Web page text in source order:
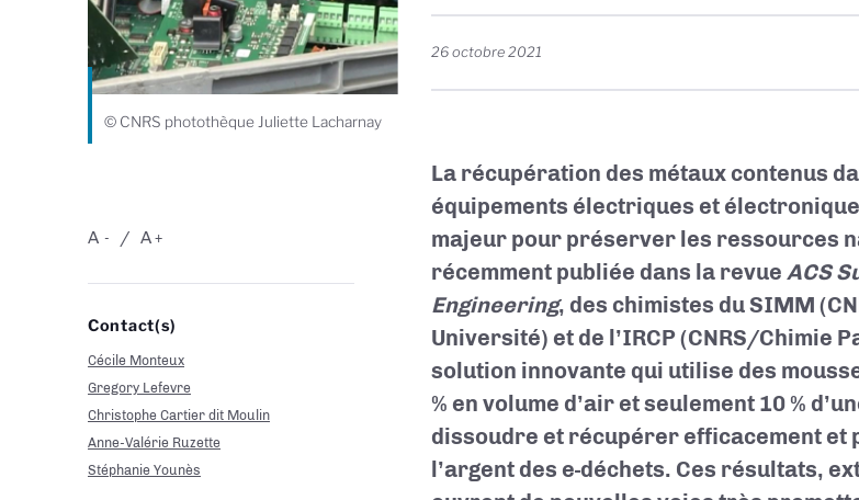
© CNRS photothèque Juliette Lacharnay
-
A +
A
Contact(s)
Cécile Monteux
Gregory Lefevre
Christophe Cartier dit Moulin
Anne-Valérie Ruzette
Stéphanie Younès
26 octobre 2021
La récupération des métaux contenus
équipements électriques et
majeur pour préserver les ressources
récemment publiée dans la revue ACS
Engineering, des chimistes du SIMM
Université) et de l’IRCP (CNRS/Chimie
solution innovante qui utilise des
% en volume d’air et seulement 10 %
dissoudre et récupérer efficacement et
l’argent des e-déchets. Ces résultats,